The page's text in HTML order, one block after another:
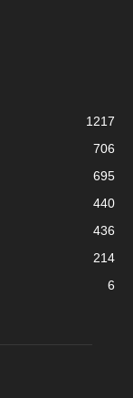
1217
706
695
440
436
214
6